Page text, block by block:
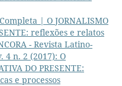
| O JORNALISMO
reflexões e relatos
- Revista Latino-
4 n. 2 (2017): O
DO PRESENTE:
e processos